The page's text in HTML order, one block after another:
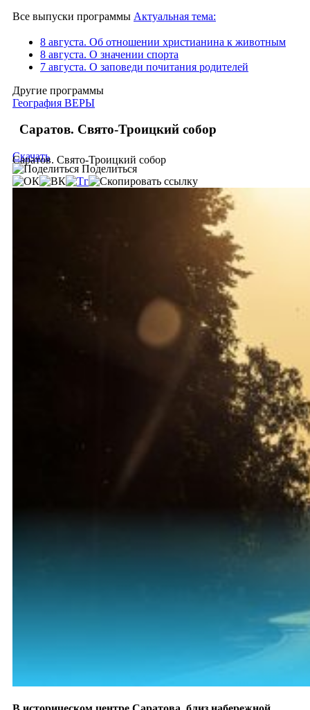
Все выпуски программы Актуальная тема:
8 августа. Об отношении христианина к животным
8 августа. О значении спорта
7 августа. О заповеди почитания родителей
Другие программы
География ВЕРЫ
Саратов. Свято-Троицкий собор
Саратов. Свято-Троицкий собор
Скачать
Поделиться